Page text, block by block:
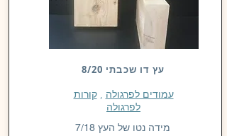
עץ דו שכבתי 8/20
עמודים לפרגולה ,קורות
לפרגולה
מידה נטו של העץ 7/18